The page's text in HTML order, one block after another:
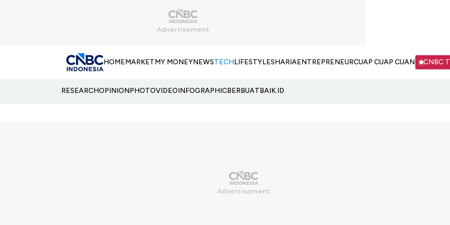
HOMEMARKETMY MONEYNEWSTECHLIFESTYLESHARIAENTREPRENEURCUAP CUAP CUAN CNBC
RESEARCHOPINIONPHOTOVIDEOINFOGRAPHICBERBUATBAIK.ID